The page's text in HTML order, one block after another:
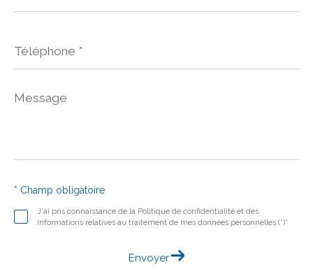
*
Message
J'ai pris connaissance de la Politique de confidentialité et des
informations relatives au traitement de mes données personnelles (*)*
* Champ obligatoire
Envoyer